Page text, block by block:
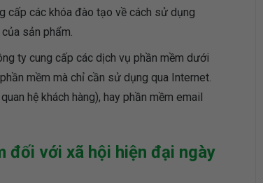
cấp các khóa đào tạo về cách sử dụng
sản phẩm.
ty cung cấp các dịch vụ phần mềm dưới
mềm mà chỉ cần sử dụng qua Internet.
hệ khách hàng), hay phần mềm email
đối với xã hội hiện đại ngày